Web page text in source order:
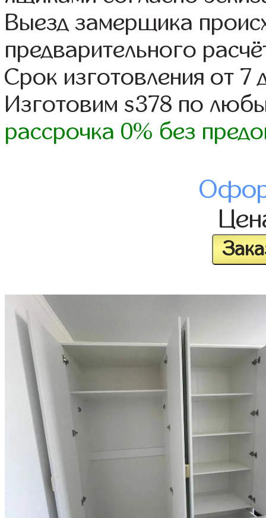
Выезд замерщика
предварительного
Срок изготовления от 7
Изготовим s378 по
рассрочка 0% без